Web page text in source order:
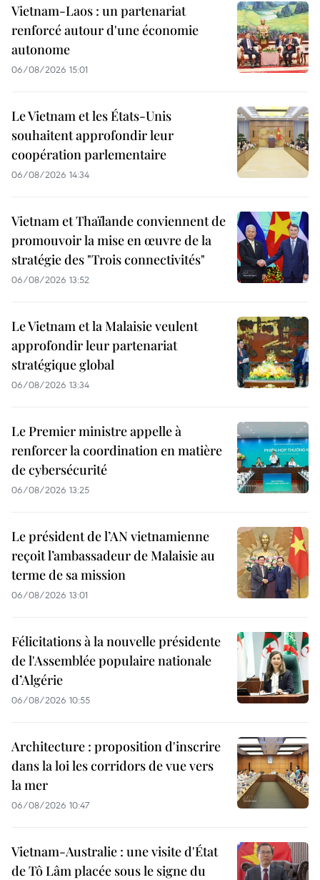
Vietnam-Laos : un partenariat
renforcé autour d'une économie
autonome
06/08/2026 15:01
Le Vietnam et les États-Unis
souhaitent approfondir leur
coopération parlementaire
06/08/2026 14:34
Vietnam et Thaïlande conviennent de
promouvoir la mise en œuvre de la
stratégie des "Trois connectivités"
06/08/2026 13:52
Le Vietnam et la Malaisie veulent
approfondir leur partenariat
stratégique global
06/08/2026 13:34
Le Premier ministre appelle à
renforcer la coordination en matière
de cybersécurité
06/08/2026 13:25
Le président de l’AN vietnamienne
reçoit l’ambassadeur de Malaisie au
terme de sa mission
06/08/2026 13:01
Félicitations à la nouvelle présidente
de l'Assemblée populaire nationale
d’Algérie
06/08/2026 10:55
Architecture : proposition d'inscrire
dans la loi les corridors de vue vers
la mer
06/08/2026 10:47
Vietnam-Australie : une visite d'État
de Tô Lâm placée sous le signe du